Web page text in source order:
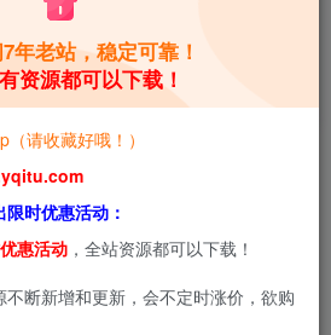
评论
年老站，稳定可靠！
资源都可以下载！
请收藏好哦！）
时优惠活动：
惠活动 ，全站资源都可以下载！
断新增和更新，会不定时涨价，欲购